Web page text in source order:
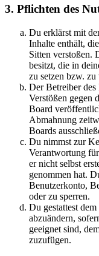
3. Pflichten des
Du erklärst mit
Inhalte enthält,
Sitten verstoßen.
besitzt, die in
zu setzen bzw. zu
Der Betreiber des
Verstößen gegen
Board
Abmahnung
Boards
Du nimmst zur
Verantwortung
er nicht selbst
genommen hat.
Benutzerkonto,
oder zu sperren.
Du gestattest
abzuändern,
geeignet sind,
zuzufügen.